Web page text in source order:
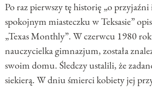
Po raz pierwszy tę historię „o
spokojnym miasteczku w Teksasie”
„Texas Monthly”. W czerwcu 1980
nauczycielka gimnazjum, została
swoim domu. Śledczy ustalili, że
siekierą. W dniu śmierci kobiety jej